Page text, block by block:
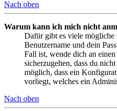
Nach oben
Warum kann ich mich nicht
Dafür gibt es viele mögliche
Benutzername und dein
Fall ist, wende dich an
sicherzugehen, dass du
möglich, dass ein
vorliegt, welches ein
Nach oben